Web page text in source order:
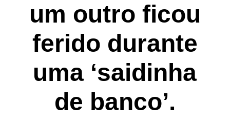
um outro ficou
ferido durante
uma ‘saidinha
de banco’.